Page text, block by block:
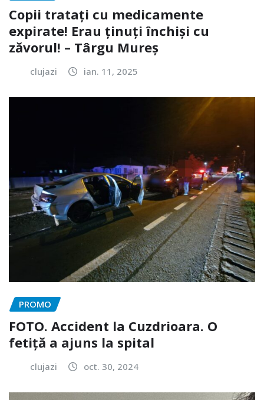
Copii tratați cu medicamente
expirate! Erau ținuți închiși cu
zăvorul! – Târgu Mureș
clujazi ian. 11, 2025
PROMO
FOTO. Accident la Cuzdrioara. O
fetiță a ajuns la spital
clujazi oct. 30, 2024